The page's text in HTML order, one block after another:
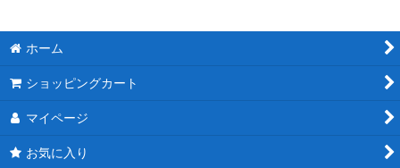
ホーム
ショッピングカート
マイページ
お気に入り